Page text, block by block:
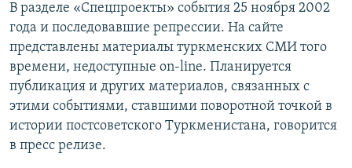
В разделе «Спецпроекты» события 25 ноября 2002
года и последовавшие репрессии. На сайте
представлены материалы туркменских СМИ того
времени, недоступные on-line. Планируется
публикация и других материалов, связанных с
этими событиями, ставшими поворотной точкой в
истории постсоветского Туркменистана, говорится
в пресс релизе.